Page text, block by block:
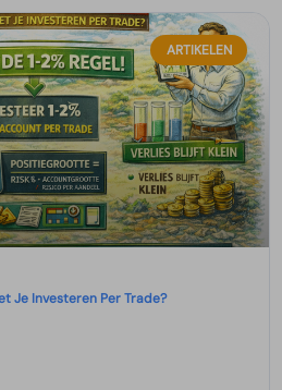
ARTIKELEN
Je Investeren Per Trade?